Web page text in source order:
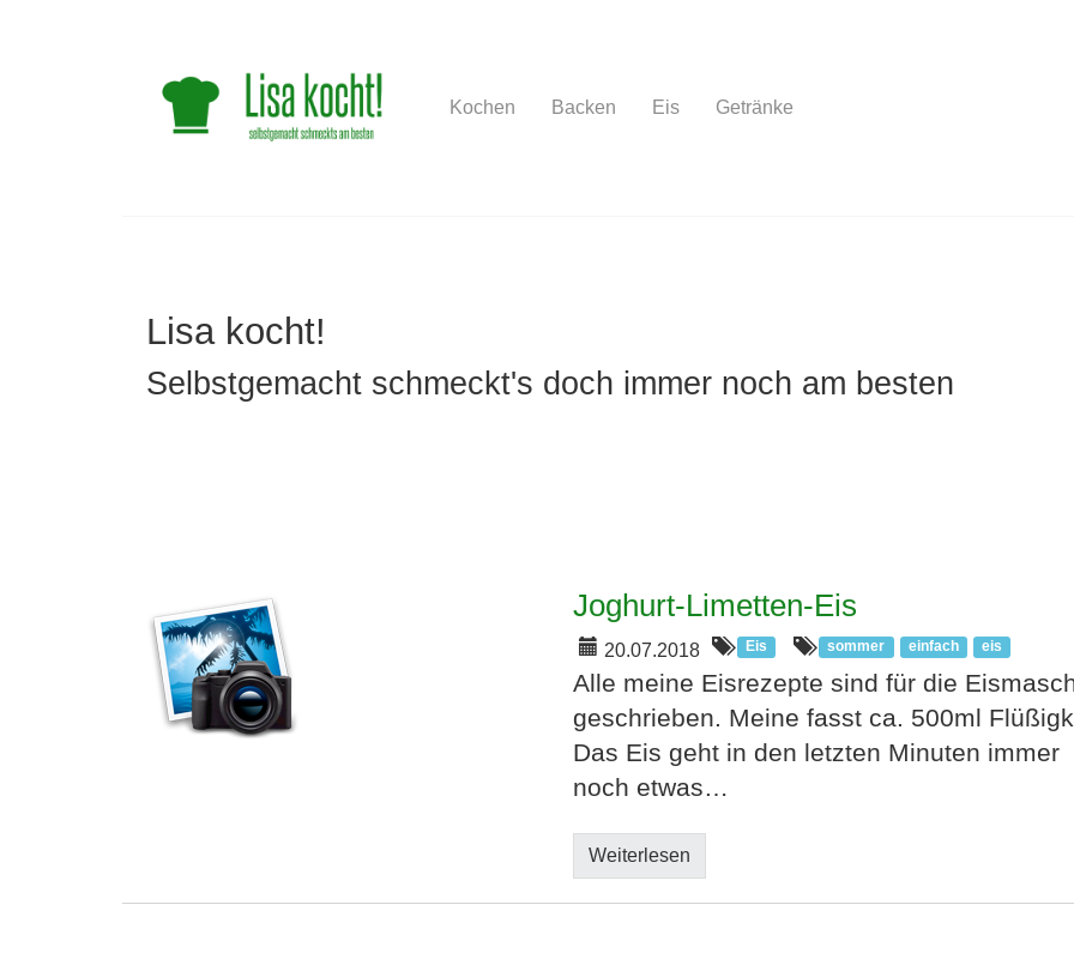
Kochen Backen Eis Getränke
Lisa kocht!
Selbstgemacht schmeckt's doch immer noch am besten
Joghurt-Limetten-Eis
20.07.2018 Eis sommer einfach eis
Alle meine Eisrezepte sind für die
geschrieben. Meine fasst ca. 500ml
Das Eis geht in den letzten Minuten immer
noch etwas…
Weiterlesen